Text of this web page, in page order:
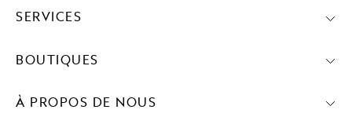
SERVICES
BOUTIQUES
À PROPOS DE NOUS